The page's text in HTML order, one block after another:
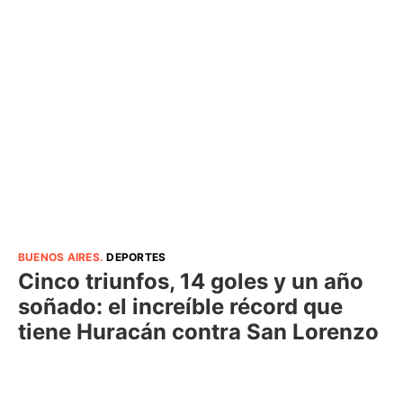
BUENOS AIRES.DEPORTES
Cinco triunfos, 14 goles y un año
soñado: el increíble récord que
tiene Huracán contra San Lorenzo